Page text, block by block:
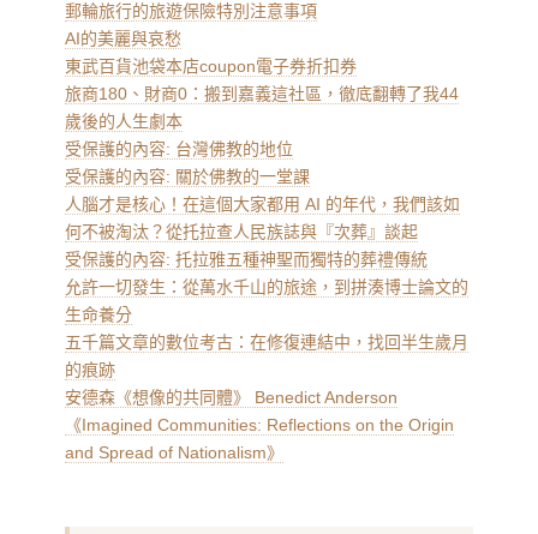
郵輪旅行的旅遊保險特別注意事項
AI的美麗與哀愁
東武百貨池袋本店coupon電子券折扣券
旅商180、財商0：搬到嘉義這社區，徹底翻轉了我44
歲後的人生劇本
受保護的內容: 台灣佛教的地位
受保護的內容: 關於佛教的一堂課
人腦才是核心！在這個大家都用 AI 的年代，我們該如
何不被淘汰？從托拉查人民族誌與『次葬』談起
受保護的內容: 托拉雅五種神聖而獨特的葬禮傳統
允許一切發生：從萬水千山的旅途，到拼湊博士論文的
生命養分
五千篇文章的數位考古：在修復連結中，找回半生歲月
的痕跡
安德森《想像的共同體》 Benedict Anderson
《Imagined Communities: Reflections on the Origin
and Spread of Nationalism》